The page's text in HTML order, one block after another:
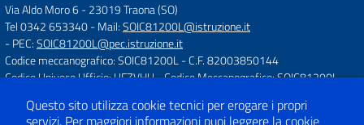
Via Aldo Moro 6-23019 Traona (SO)
Tel 0342 653340- Mail:SOIC81200L@istruzione.it
- PEC:SOIC81200L@pec.istruzione.it
Codice meccanografico: SOIC81200L- C.F. 82003850144
Codice Univoco Ufficio: UFZVHU- Codice Meccanografico: SOIC81200L
Questo sito utilizza cookie tecnici per erogare i propri
servizi. Per maggiori informazioni puoi leggere la cookie